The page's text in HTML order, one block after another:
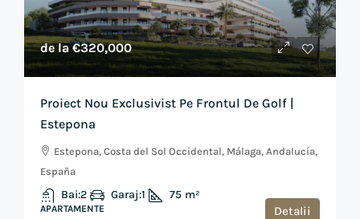
de la€320,000
Proiect Nou Exclusivist Pe Frontul De Golf |
Estepona
Estepona, Costa del Sol Occidental, Málaga, Andalucía,
España
Bai:2 Garaj:1 75 m²
APARTAMENTE Detalii